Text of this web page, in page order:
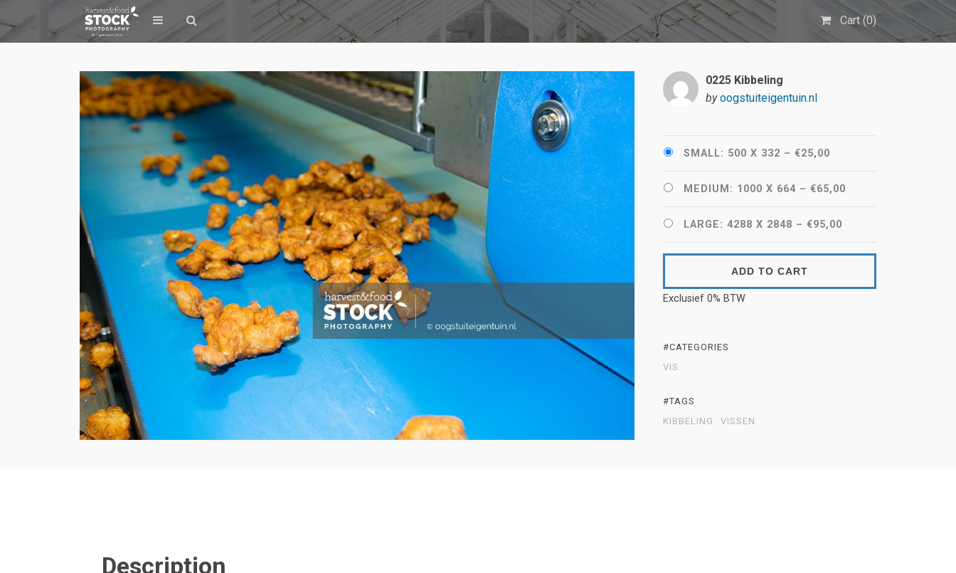
Cart (0)
0225 Kibbeling
by oogstuiteigentuin.nl
SMALL: 500 X 332 – €25,00
MEDIUM: 1000 X 664 – €65,00
LARGE: 4288 X 2848 – €95,00
ADD TO CART
Exclusief 0% BTW
#CATEGORIES
VIS
#TAGS
KIBBELING
VISSEN
Description